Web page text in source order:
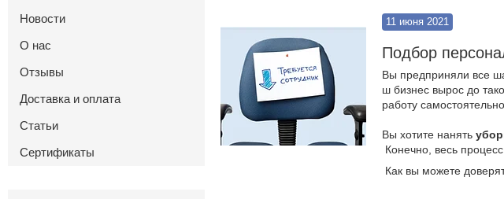
11 июня 2021
Подбор
Вы предприняли все
ш бизнес вырос до
работу
Вы хотите нанять
Конечно, весь
Как вы можете
Новости
О нас
Отзывы
Доставка и оплата
Статьи
Сертификаты